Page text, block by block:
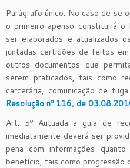
Parágrafo único. No caso de se
o primeiro apenso constituirá
ser elaborados e atualizados
juntadas certidões de feitos
outros documentos que
serem praticados, tais como
carcerária, comunicação de
Resolução nº 116, de
Art. 5º Autuada a guia de
imediatamente deverá ser
pena com informações
benefício, tais como progressão